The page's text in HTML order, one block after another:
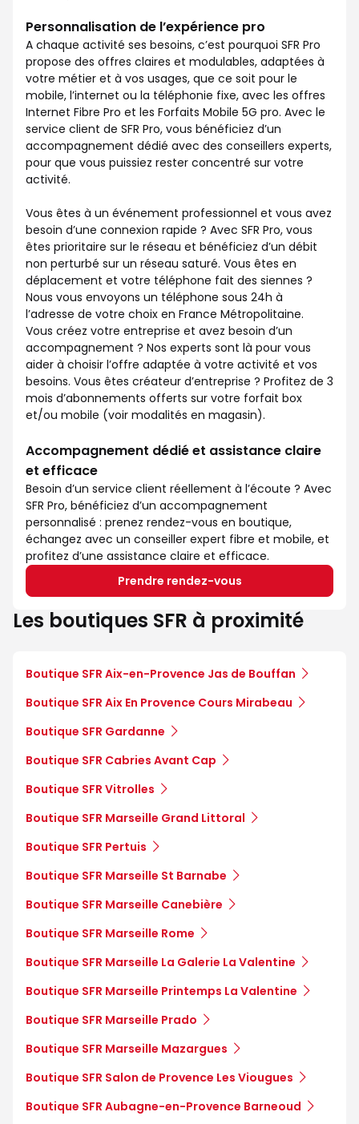
Personnalisation de l’expérience pro
A chaque activité ses besoins, c’est pourquoi SFR Pro
propose des offres claires et modulables, adaptées à
votre métier et à vos usages, que ce soit pour le
mobile, l’internet ou la téléphonie fixe, avec les offres
Internet Fibre Pro et les Forfaits Mobile 5G pro. Avec le
service client de SFR Pro, vous bénéficiez d’un
accompagnement dédié avec des conseillers experts,
pour que vous puissiez rester concentré sur votre
activité.
Vous êtes à un événement professionnel et vous avez
besoin d’une connexion rapide ? Avec SFR Pro, vous
êtes prioritaire sur le réseau et bénéficiez d’un débit
non perturbé sur un réseau saturé. Vous êtes en
déplacement et votre téléphone fait des siennes ?
Nous vous envoyons un téléphone sous 24h à
l’adresse de votre choix en France Métropolitaine.
Vous créez votre entreprise et avez besoin d’un
accompagnement ? Nos experts sont là pour vous
aider à choisir l’offre adaptée à votre activité et vos
besoins. Vous êtes créateur d’entreprise ? Profitez de 3
mois d’abonnements offerts sur votre forfait box
et/ou mobile (voir modalités en magasin).
Accompagnement dédié et assistance claire
et efficace
Besoin d’un service client réellement à l’écoute ? Avec
SFR Pro, bénéficiez d’un accompagnement
personnalisé : prenez rendez-vous en boutique,
échangez avec un conseiller expert fibre et mobile, et
profitez d’une assistance claire et efficace.
Prendre rendez-vous
Les boutiques SFR à proximité
Boutique SFR Aix-en-Provence Jas de Bouffan
Boutique SFR Aix En Provence Cours Mirabeau
Boutique SFR Gardanne
Boutique SFR Cabries Avant Cap
Boutique SFR Vitrolles
Boutique SFR Marseille Grand Littoral
Boutique SFR Pertuis
Boutique SFR Marseille St Barnabe
Boutique SFR Marseille Canebière
Boutique SFR Marseille Rome
Boutique SFR Marseille La Galerie La Valentine
Boutique SFR Marseille Printemps La Valentine
Boutique SFR Marseille Prado
Boutique SFR Marseille Mazargues
Boutique SFR Salon de Provence Les Viougues
Boutique SFR Aubagne-en-Provence Barneoud